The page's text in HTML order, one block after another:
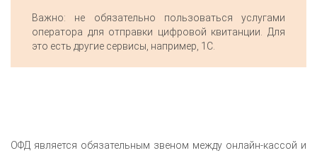
Важно: не обязательно пользоваться услугами
оператора для отправки цифровой квитанции. Для
это есть другие сервисы, например, 1С.
ОФД является обязательным звеном между онлайн-кассой и